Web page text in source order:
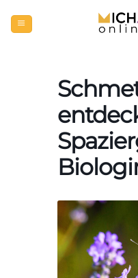
Inhalt
springen